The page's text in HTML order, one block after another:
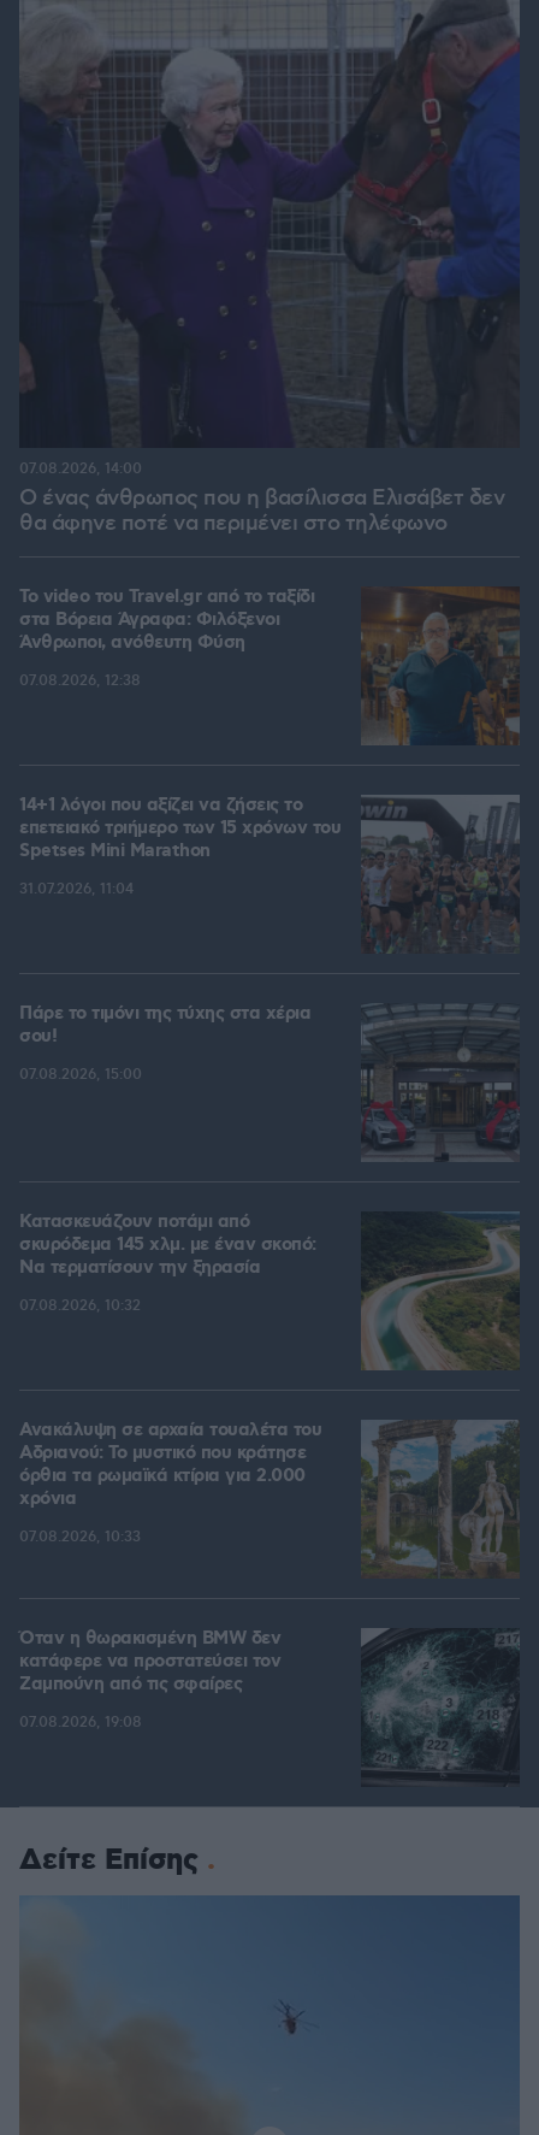
Ο ένας άνθρωπος που η βασίλισσα Ελισάβετ δεν
θα άφηνε ποτέ να περιμένει στο τηλέφωνο
07.08.2026, 14:00
To video του Travel.gr από το ταξίδι
στα Βόρεια Άγραφα: Φιλόξενοι
Άνθρωποι, ανόθευτη Φύση
07.08.2026, 12:38
14+1 λόγοι που αξίζει να ζήσεις το
επετειακό τριήμερο των 15 χρόνων του
Spetses Mini Marathon
31.07.2026, 11:04
Πάρε το τιμόνι της τύχης στα χέρια
σου!
07.08.2026, 15:00
Κατασκευάζουν ποτάμι από
σκυρόδεμα 145 χλμ. με έναν σκοπό:
Να τερματίσουν την ξηρασία
07.08.2026, 10:32
Ανακάλυψη σε αρχαία τουαλέτα του
Αδριανού: Το μυστικό που κράτησε
όρθια τα ρωμαϊκά κτίρια για 2.000
χρόνια
07.08.2026, 10:33
Όταν η θωρακισμένη BMW δεν
κατάφερε να προστατεύσει τον
Ζαμπούνη από τις σφαίρες
07.08.2026, 19:08
Δείτε Επίσης